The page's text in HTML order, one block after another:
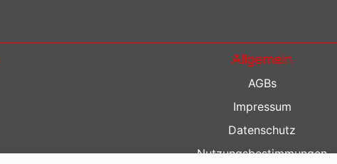
Allgemein
AGBs
Impressum
Datenschutz
Nutzungsbestimmungen